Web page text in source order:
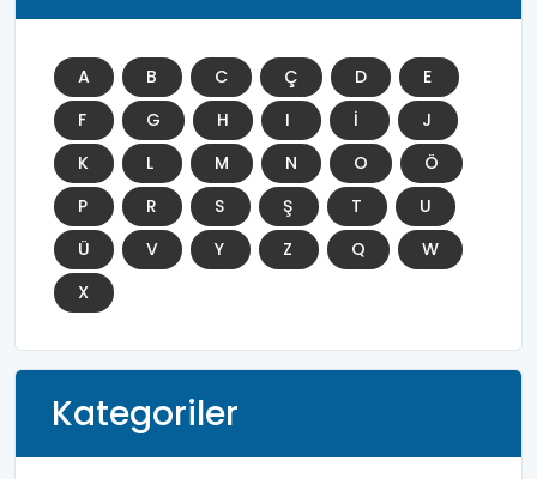
A B C Ç D
E
F
G H I İ
J
K
L M N O
Ö
P
R S Ş T
U
Ü
V Y Z Q
W
X
Kategoriler